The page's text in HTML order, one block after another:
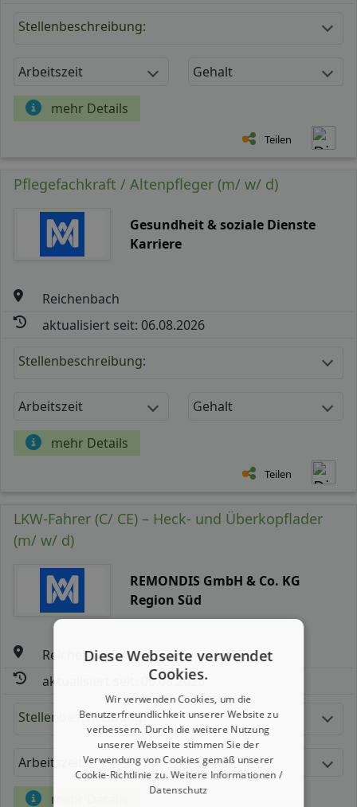
Stellenbeschreibung:
Arbeitszeit Gehalt
mehr Details
Teilen
Pflegefachkraft / Altenpfleger (m/ w/ d)
Gesundheit & soziale Dienste
Karriere
Reichenbach
aktualisiert seit: 06.08.2026
Stellenbeschreibung:
Arbeitszeit Gehalt
mehr Details
Teilen
LKW-Fahrer (C/ CE) – Heck- und Überkopflader
(m/ w/ d)
REMONDIS GmbH & Co. KG
Region Süd
Reichenbach
aktualisiert seit: 06.08.2026
Stellenbeschreibung:
Arbeitszeit Gehalt
mehr Details
Diese Webseite verwendet
Cookies.
Wir verwenden Cookies, um die
Benutzerfreundlichkeit unserer Website zu
verbessern. Durch die weitere Nutzung
unserer Webseite stimmen Sie der
Verwendung von Cookies gemäß unserer
Cookie-Richtlinie zu.Weitere Informationen /
Datenschutz